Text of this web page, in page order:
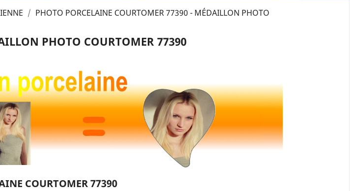
PHOTO PORCELAINE COURTOMER 77390 - MÉDAILLON PHOTO
PHOTO COURTOMER 77390
COURTOMER 77390